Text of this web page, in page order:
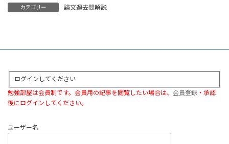
カテゴリー 論文過去問解説
ログインしてください
勉強部屋は会員制です。会員用の記事を閲覧したい場合は、 会員登録 ・承認
後にログインしてください。
ユーザー名